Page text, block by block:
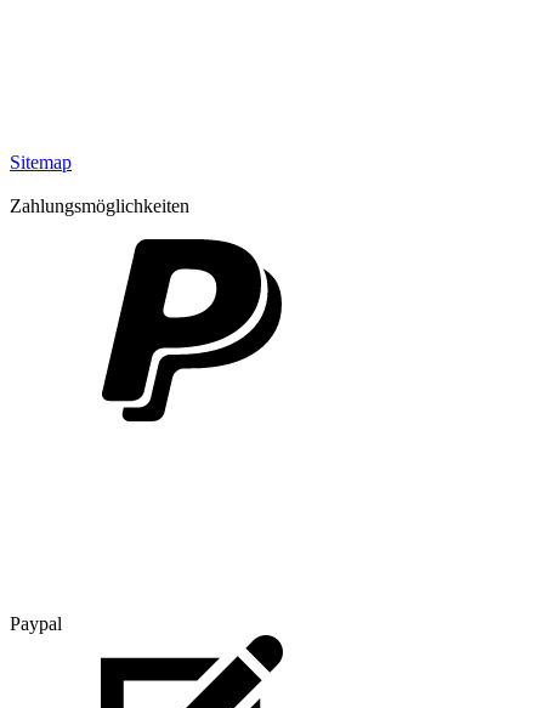
Sitemap
Zahlungsmöglichkeiten
Paypal